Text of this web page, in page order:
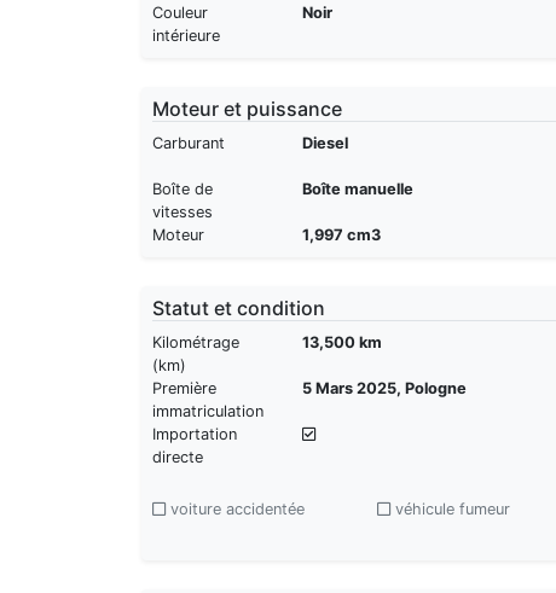
Couleur
intérieure
Noir
Moteur et puissance
Carburant Diesel
Boîte de
vitesses
Boîte manuelle
Moteur 1,997 cm3
Statut et condition
Kilométrage
(km)
13,500 km
Première
immatriculation
5 Mars 2025, Pologne
Importation
directe
voiture accidentée véhicule fumeur